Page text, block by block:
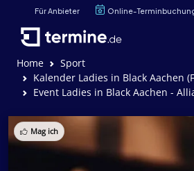
Für Anbieter Online-
Home
Sport
Kalender Ladies in Black Aachen
Event Ladies in Black Aachen -
Mag ich